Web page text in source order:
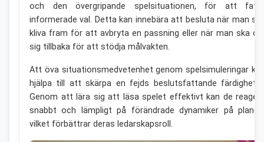
och den övergripande spelsituationen, för att
informerade val. Detta kan innebära att besluta när man
kliva fram för att avbryta en passning eller när man ska
sig tillbaka för att stödja målvakten.
Att öva situationsmedvetenhet genom spelsimuleringar
hjälpa till att skärpa en fejds beslutsfattande
Genom att lära sig att läsa spelet effektivt kan de
snabbt och lämpligt på förändrade dynamiker på
vilket förbättrar deras ledarskapsroll.